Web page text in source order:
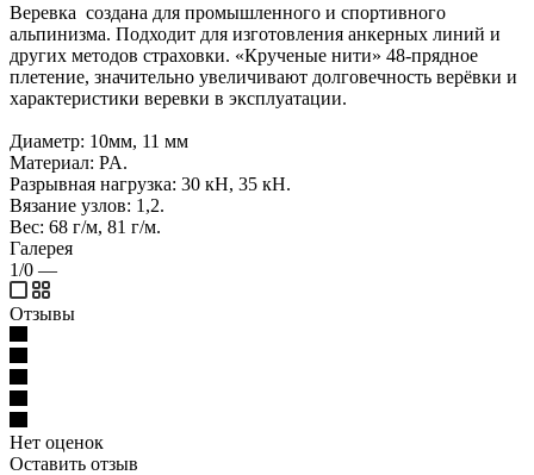
Веревка создана для промышленного и спортивного
альпинизма. Подходит для изготовления анкерных линий и
других методов страховки. «Крученые нити» 48-прядное
плетение, значительно увеличивают долговечность верёвки и
характеристики веревки в эксплуатации.
Диаметр: 10мм, 11 мм
Материал: PA.
Разрывная нагрузка: 30 кН, 35 кН.
Вязание узлов: 1,2.
Вес: 68 г/м, 81 г/м.
Галерея
1/0 —
Отзывы
Нет оценок
Оставить отзыв